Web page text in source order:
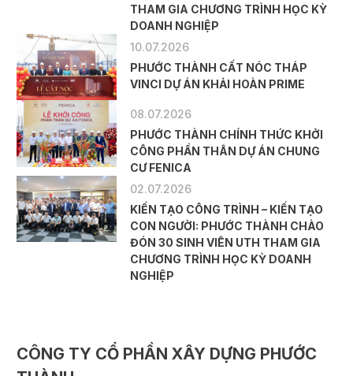
THAM GIA CHƯƠNG TRÌNH HỌC KỲ
DOANH NGHIỆP
10.07.2026
PHƯỚC THÀNH CẤT NÓC THÁP
VINCI DỰ ÁN KHẢI HOÀN PRIME
08.07.2026
PHƯỚC THÀNH CHÍNH THỨC KHỞI
CÔNG PHẦN THÂN DỰ ÁN CHUNG
CƯ FENICA
02.07.2026
KIẾN TẠO CÔNG TRÌNH – KIẾN TẠO
CON NGƯỜI: PHƯỚC THÀNH CHÀO
ĐÓN 30 SINH VIÊN UTH THAM GIA
CHƯƠNG TRÌNH HỌC KỲ DOANH
NGHIỆP
CÔNG TY CỔ PHẦN XÂY DỰNG PHƯỚC